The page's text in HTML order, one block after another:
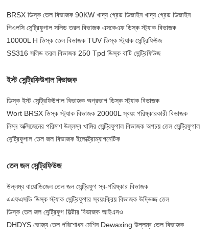
BRSX ডিস্ক তেল বিভাজক 90KW খাদ্য গ্রেড ডিজাইন খাদ্য গ্রেড ডিজাইন
পিএলসি সেন্ট্রিফুগাল সলিড তরল বিভাজক এসকেএফ ডিস্ক স্ট্যাক বিভাজক
10000L H ডিস্ক তেল বিভাজক TUV ডিস্ক স্ট্যাক সেন্ট্রিফিউজ
SS316 সলিড তরল বিভাজক 250 Tpd ডিস্ক বাটি সেন্ট্রিফিউজ
ইস্ট সেন্ট্রিফিউগাল বিভাজক
ডিস্ক ইস্ট সেন্ট্রিফিউগাল বিভাজক অগ্রভাগ ডিস্ক স্ট্যাক বিভাজক
Wort BRSX ডিস্ক স্ট্যাক বিভাজক 20000L স্বয়ং পরিষ্কারকারী বিভাজক
নিম্ন অক্সিজেনের পরিমাণ উল্লম্ব খামির সেন্ট্রিফুগাল বিভাজক অপচয় তেল সেন্ট্রিফুগাল
সেন্ট্রিফুগাল তেল জল বিভাজক ইলেক্ট্রোম্যাগনেটিক
তেল জল সেন্ট্রিফিউজ
উল্লম্ব বায়োডিজেল তেল জল সেন্ট্রিফুগ স্ব-পরিষ্কার বিভাজক
এএফএসডি ডিস্ক স্ট্যাক সেন্ট্রিফুগার স্বয়ংক্রিয় বিভাজক উদ্ভিজ্জ তেল
ডিস্ক তেল জল সেন্ট্রিফুগ ফিল্টার বিভাজক আইএসও
DHDYS ভোজ্য তেল পরিশোধন মেশিন Dewaxing উল্লম্ব তেল বিভাজক